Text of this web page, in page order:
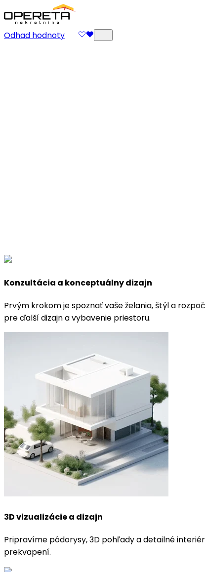
Odhad hodnoty
Odoslať požiadavku
Konzultácia a konceptuálny dizajn
Prvým krokom je spoznať vaše želania, štýl a
pre ďalší dizajn a vybavenie priestoru.
3D vizualizácie a dizajn
Pripravíme pôdorysy, 3D pohľady a detailné
prekvapení.